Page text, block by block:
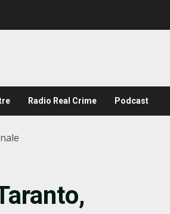
Radio Real Crime Podcast